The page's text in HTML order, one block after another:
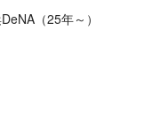
（25年～）